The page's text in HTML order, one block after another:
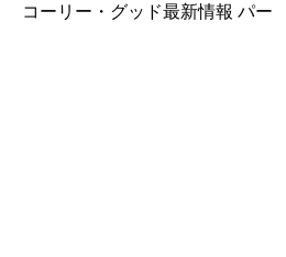
コーリー・グッド最新情報 パー